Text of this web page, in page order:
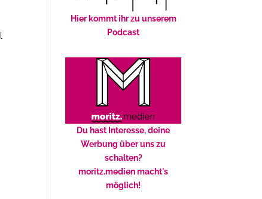
Hier kommt ihr zu unserem
Podcast
Du hast Interesse, deine
Werbung über uns zu
schalten?
moritz.medien macht's
möglich!